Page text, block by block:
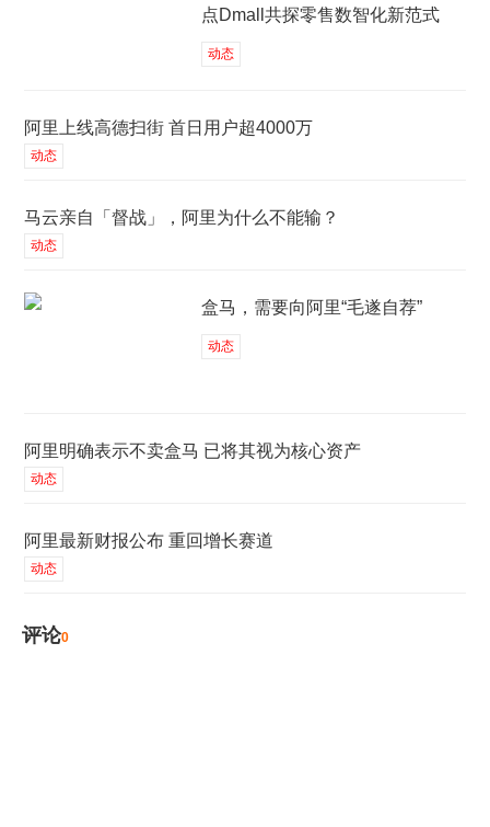
点Dmall共探零售数智化新范式
动态
阿里上线高德扫街 首日用户超4000万
动态
马云亲自「督战」，阿里为什么不能输？
动态
盒马，需要向阿里“毛遂自荐”
动态
阿里明确表示不卖盒马 已将其视为核心资产
动态
阿里最新财报公布 重回增长赛道
动态
评论0